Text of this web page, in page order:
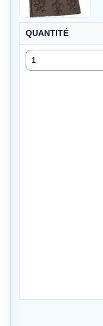
QUANTITÉ
Quantité